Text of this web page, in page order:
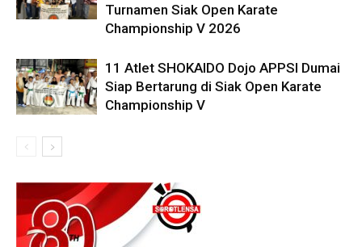
Turnamen Siak Open Karate
Championship V 2026
11 Atlet SHOKAIDO Dojo APPSI Dumai
Siap Bertarung di Siak Open Karate
Championship V